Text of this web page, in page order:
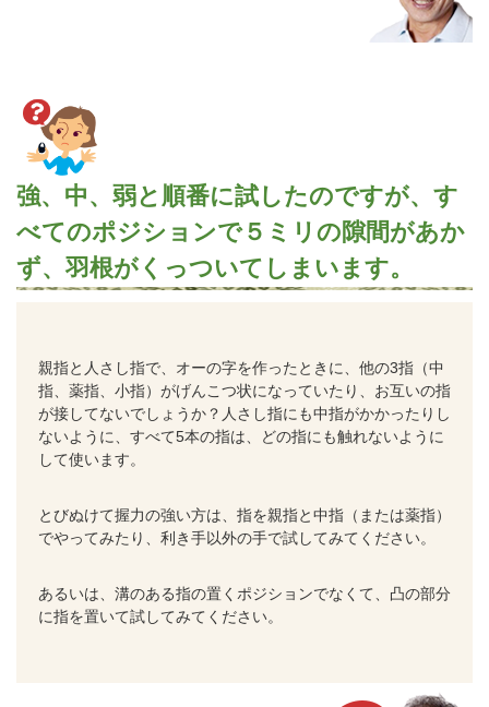
強、中、弱と順番に試したのですが、す
べてのポジションで５ミリの隙間があか
ず、羽根がくっついてしまいます。
親指と人さし指で、オーの字を作ったときに、他の3指（中
指、薬指、小指）がげんこつ状になっていたり、お互いの指
が接してないでしょうか？人さし指にも中指がかかったりし
ないように、 すべて5本の指は、どの指にも触れないように
して使います。
とびぬけて握力の強い方は、指を親指と中指（または薬指）
でやってみたり、利き手以外の手で試してみてください。
あるいは、溝のある指の置くポジションでなくて、凸の部分
に指を置いて試してみてください。